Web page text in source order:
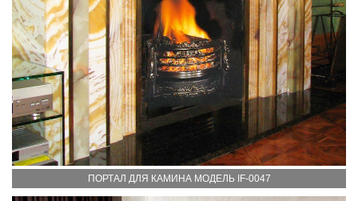
ПОРТАЛ ДЛЯ КАМИНА МОДЕЛЬ IF-0047